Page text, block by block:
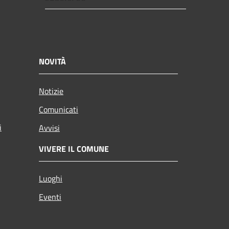
NOVITÀ
Notizie
Comunicati
Avvisi
VIVERE IL COMUNE
Luoghi
Eventi